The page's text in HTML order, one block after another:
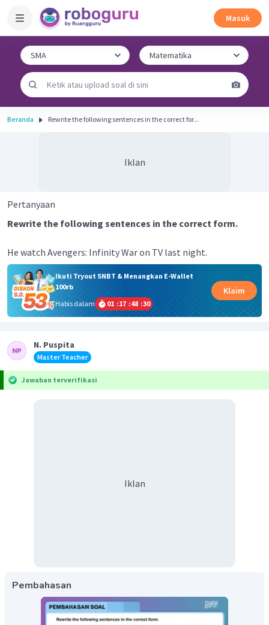
Masuk
Beranda Rewrite the following sentences in the correct for...
Iklan
Pertanyaan
Rewrite the following sentences in the correct form.
He watch Avengers: Infinity War on TV last night.
Ikuti Tryout SNBT & Menangkan E-Wallet
100rb
Habis dalam
01 :17 :48 :30
Klaim
N. Puspita
Master Teacher
Jawaban terverifikasi
Iklan
Pembahasan